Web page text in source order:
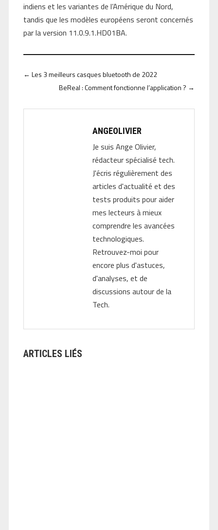
indiens et les variantes de l’Amérique du Nord,
tandis que les modèles européens seront concernés
par la version 11.0.9.1.HD01BA.
← Les 3 meilleurs casques bluetooth de 2022
BeReal : Comment fonctionne l’application ? →
ANGEOLIVIER
Je suis Ange Olivier,
rédacteur spécialisé tech.
J'écris régulièrement des
articles d'actualité et des
tests produits pour aider
mes lecteurs à mieux
comprendre les avancées
technologiques.
Retrouvez-moi pour
encore plus d'astuces,
d'analyses, et de
discussions autour de la
Tech.
ARTICLES LIÉS